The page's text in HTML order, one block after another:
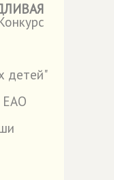
детей"
ЕАО